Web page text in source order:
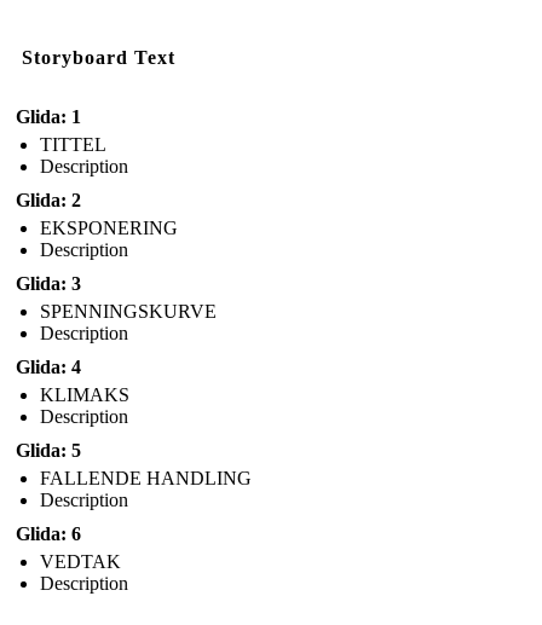
Storyboard Text
Glida: 1
TITTEL
Description
Glida: 2
EKSPONERING
Description
Glida: 3
SPENNINGSKURVE
Description
Glida: 4
KLIMAKS
Description
Glida: 5
FALLENDE HANDLING
Description
Glida: 6
VEDTAK
Description